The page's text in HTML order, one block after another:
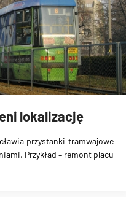
lokalizację
przystanki tramwajowe
Przykład – remont placu